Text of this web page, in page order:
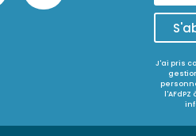
J'ai pris